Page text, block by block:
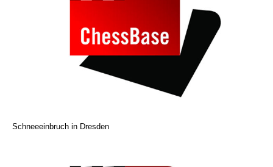
Schneeeinbruch in Dresden